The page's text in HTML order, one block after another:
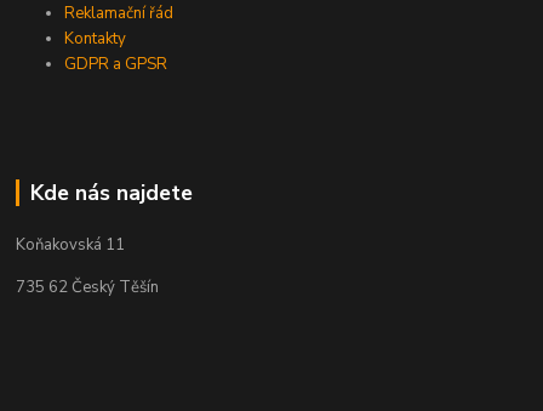
Reklamační řád
Kontakty
GDPR a GPSR
Kde nás najdete
Koňakovská 11
735 62 Český Těšín